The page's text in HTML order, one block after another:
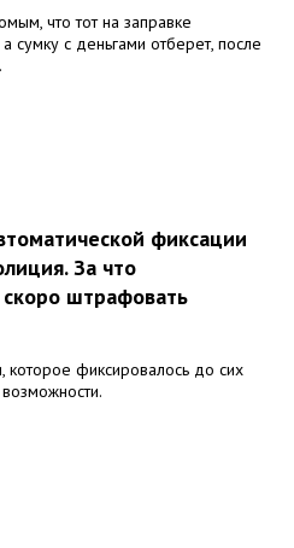
что тот на заправке
сумку с деньгами отберет, после
фиксации
За что
штрафовать
фиксировалось до сих